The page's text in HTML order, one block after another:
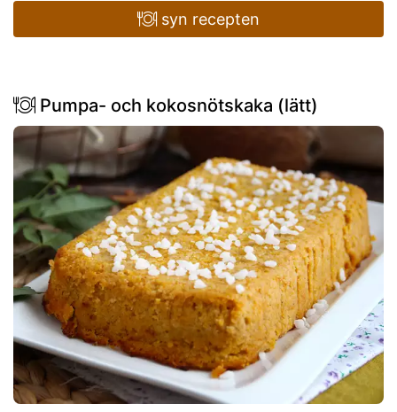
syn recepten
Pumpa- och kokosnötskaka (lätt)